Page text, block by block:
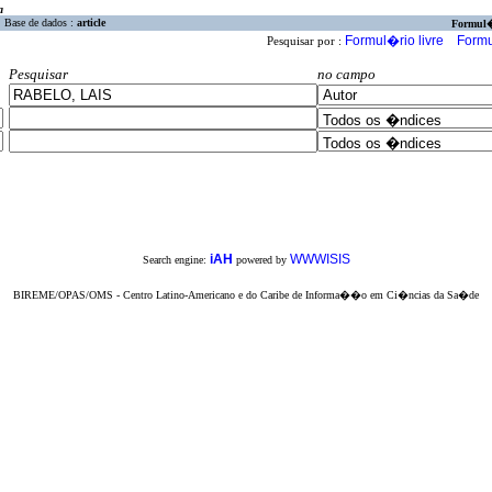
Base de dados : article
Pesquisar por : Formul�rio livre
Pesquisar
no campo
Search engine: iAH powered by WWWISIS
BIREME/OPAS/OMS - Centro Latino-Americano e do Caribe de Informa��o em Ci�ncias da Sa�de